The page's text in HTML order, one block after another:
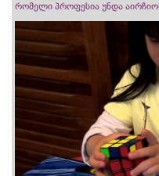
რომელი პროფესია უნდა